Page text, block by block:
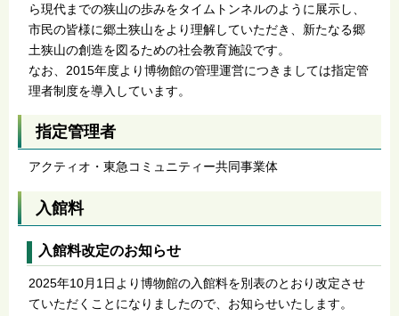
ら現代までの狭山の歩みをタイムトンネルのように展示し、
市民の皆様に郷土狭山をより理解していただき、新たなる郷
土狭山の創造を図るための社会教育施設です。
なお、2015年度より博物館の管理運営につきましては指定管
理者制度を導入しています。
指定管理者
アクティオ・東急コミュニティー共同事業体
入館料
入館料改定のお知らせ
2025年10月1日より博物館の入館料を別表のとおり改定させ
ていただくことになりましたので、お知らせいたします。